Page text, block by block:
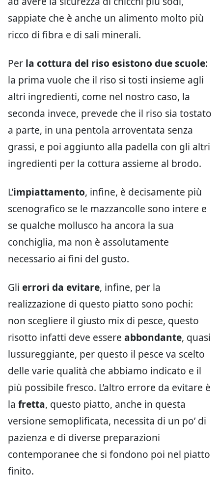
sappiate che è anche un alimento molto più
ricco di fibra e di sali minerali.
Per la cottura del riso esistono due scuole:
la prima vuole che il riso si tosti insieme agli
altri ingredienti, come nel nostro caso, la
seconda invece, prevede che il riso sia tostato
a parte, in una pentola arroventata senza
grassi, e poi aggiunto alla padella con gli altri
ingredienti per la cottura assieme al brodo.
L’impiattamento, infine, è decisamente più
scenografico se le mazzancolle sono intere e
se qualche mollusco ha ancora la sua
conchiglia, ma non è assolutamente
necessario ai fini del gusto.
Gli errori da evitare, infine, per la
realizzazione di questo piatto sono pochi:
non scegliere il giusto mix di pesce, questo
risotto infatti deve essere abbondante, quasi
lussureggiante, per questo il pesce va scelto
delle varie qualità che abbiamo indicato e il
più possibile fresco. L’altro errore da evitare è
la fretta, questo piatto, anche in questa
versione semoplificata, necessita di un po’ di
pazienza e di diverse preparazioni
contemporanee che si fondono poi nel piatto
finito.